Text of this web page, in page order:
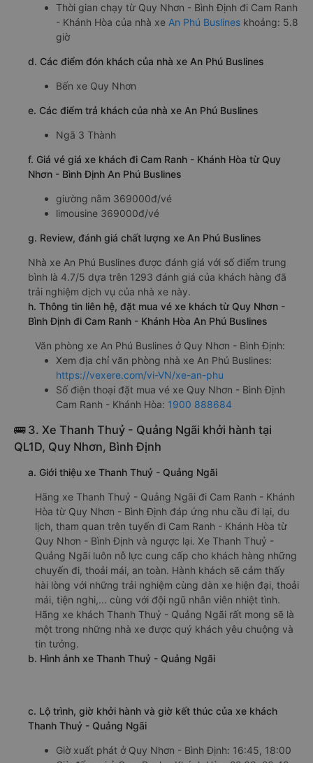
Thời gian chạy từ Quy Nhơn - Bình Định đi Cam Ranh
- Khánh Hòa của nhà xe An Phú Buslines khoảng: 5.8
giờ
d. Các điểm đón khách của nhà xe An Phú Buslines
Bến xe Quy Nhơn
e. Các điểm trả khách của nhà xe An Phú Buslines
Ngã 3 Thành
f. Giá vé giá xe khách đi Cam Ranh - Khánh Hòa từ Quy
Nhơn - Bình Định An Phú Buslines
giường nằm 369000đ/vé
limousine 369000đ/vé
g. Review, đánh giá chất lượng xe An Phú Buslines
Nhà xe An Phú Buslines được đánh giá với số điểm trung
bình là 4.7/5 dựa trên 1293 đánh giá của khách hàng đã
trải nghiệm dịch vụ của nhà xe này.
h. Thông tin liên hệ, đặt mua vé xe khách từ Quy Nhơn -
Bình Định đi Cam Ranh - Khánh Hòa An Phú Buslines
Văn phòng xe An Phú Buslines ở Quy Nhơn - Bình Định:
Xem địa chỉ văn phòng nhà xe An Phú Buslines:
https://vexere.com/vi-VN/xe-an-phu
Số điện thoại đặt mua vé xe Quy Nhơn - Bình Định
Cam Ranh - Khánh Hòa: 1900 888684
🚌 3. Xe Thanh Thuỷ - Quảng Ngãi khởi hành tại
QL1D, Quy Nhơn, Bình Định
a. Giới thiệu xe Thanh Thuỷ - Quảng Ngãi
Hãng xe Thanh Thuỷ - Quảng Ngãi đi Cam Ranh - Khánh
Hòa từ Quy Nhơn - Bình Định đáp ứng nhu cầu đi lại, du
lịch, tham quan trên tuyến đi Cam Ranh - Khánh Hòa từ
Quy Nhơn - Bình Định và ngược lại. Xe Thanh Thuỷ -
Quảng Ngãi luôn nỗ lực cung cấp cho khách hàng những
chuyến đi, thoải mái, an toàn. Hành khách sẽ cảm thấy
hài lòng với những trải nghiệm cùng dàn xe hiện đại, thoải
mái, tiện nghi,... cùng với đội ngũ nhân viên nhiệt tình.
Hãng xe khách Thanh Thuỷ - Quảng Ngãi rất mong sẽ là
một trong những nhà xe được quý khách yêu chuộng và
tin tưởng.
b. Hình ảnh xe Thanh Thuỷ - Quảng Ngãi
c. Lộ trình, giờ khởi hành và giờ kết thúc của xe khách
Thanh Thuỷ - Quảng Ngãi
Giờ xuất phát ở Quy Nhơn - Bình Định: 16:45, 18:00